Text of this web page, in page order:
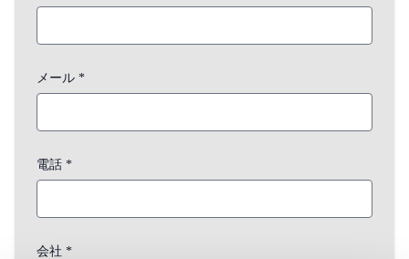
メール *
電話 *
会社 *